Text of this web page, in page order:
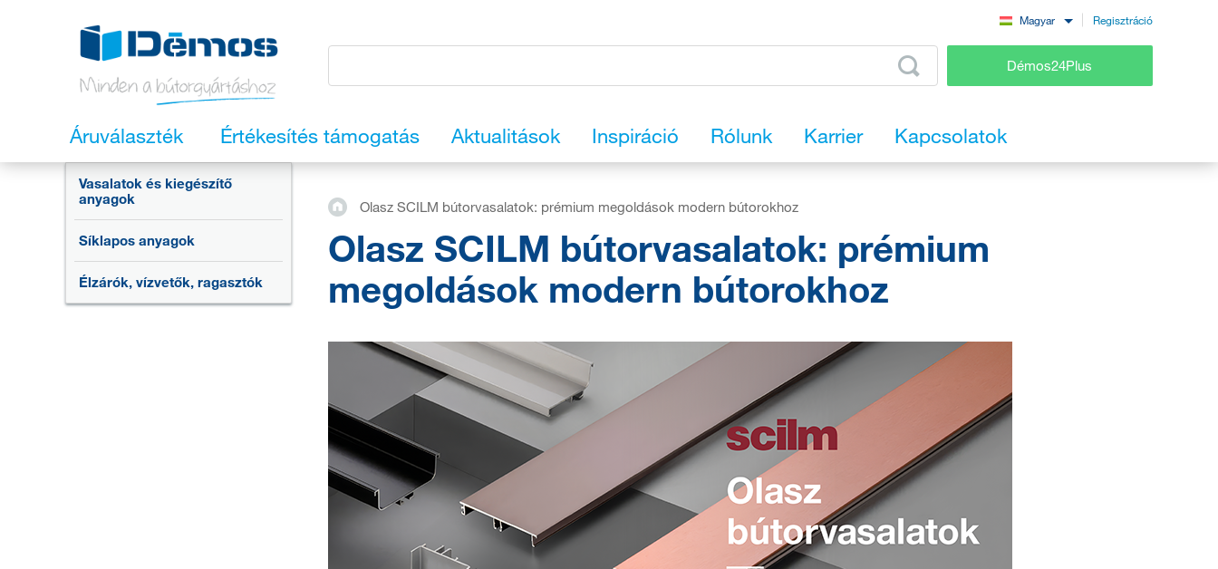
Magyar Regisztráció
Démos24Plus
Áruválaszték Értékesítés támogatás Aktualitások Inspiráció Rólunk Karrier Kapcsolatok
Vasalatok és kiegészítő
anyagok
Síklapos anyagok
Élzárók, vízvetők, ragasztók
Olasz SCILM bútorvasalatok: prémium megoldások modern bútorokhoz
Olasz SCILM bútorvasalatok: prémium
megoldások modern bútorokhoz